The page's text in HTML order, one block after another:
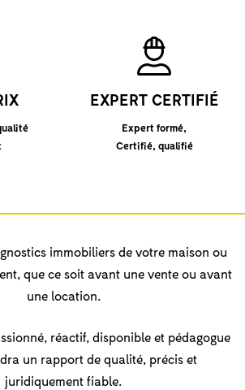
EXPERT CERTIFIÉ
Expert formé,
Certifié, qualifié
immobiliers de votre maison ou
que ce soit avant une vente ou avant
une location.
réactif, disponible et pédagogue
un rapport de qualité, précis et
juridiquement fiable.